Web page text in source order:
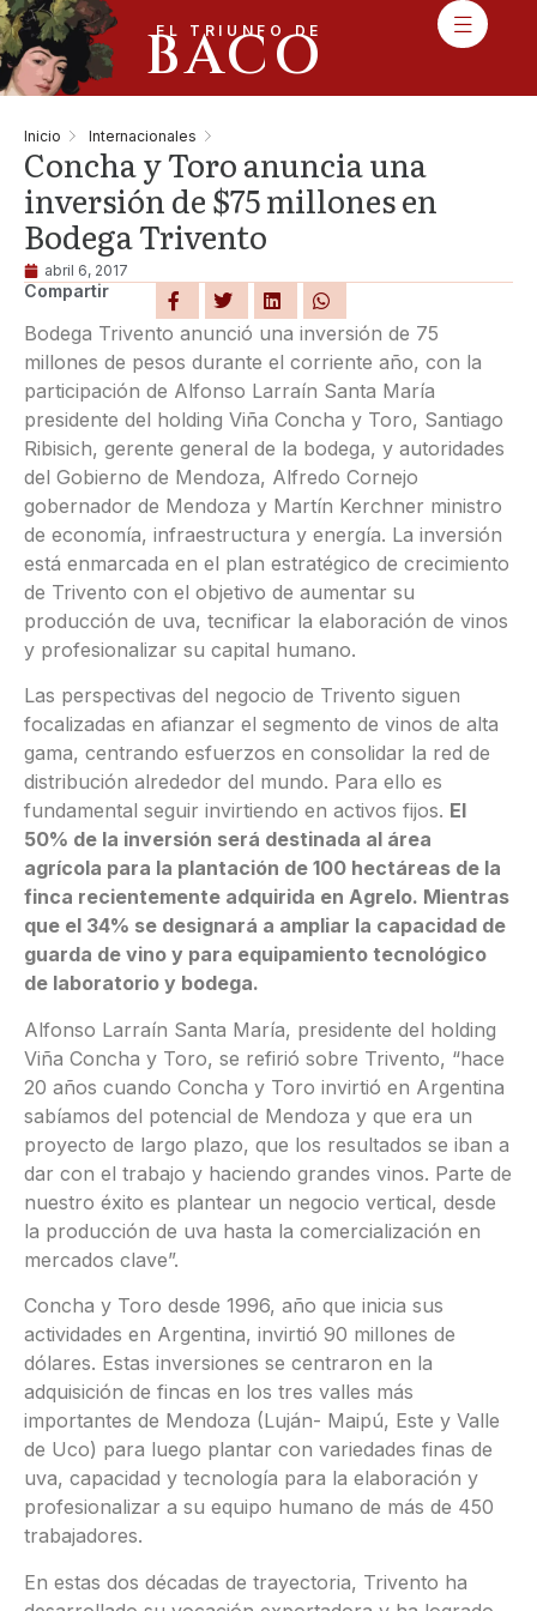
EL TRIUNFO DE
BACO
Inicio Internacionales
Concha y Toro anuncia una
inversión de $75 millones en
Bodega Trivento
abril 6, 2017
Compartir
Bodega Trivento anunció una inversión de 75
millones de pesos durante el corriente año, con la
participación de Alfonso Larraín Santa María
presidente del holding Viña Concha y Toro, Santiago
Ribisich, gerente general de la bodega, y autoridades
del Gobierno de Mendoza, Alfredo Cornejo
gobernador de Mendoza y Martín Kerchner ministro
de economía, infraestructura y energía. La inversión
está enmarcada en el plan estratégico de crecimiento
de Trivento con el objetivo de aumentar su
producción de uva, tecnificar la elaboración de vinos
y profesionalizar su capital humano.
Las perspectivas del negocio de Trivento siguen
focalizadas en afianzar el segmento de vinos de alta
gama, centrando esfuerzos en consolidar la red de
distribución alrededor del mundo. Para ello es
fundamental seguir invirtiendo en activos fijos. El
50% de la inversión será destinada al área
agrícola para la plantación de 100 hectáreas de la
finca recientemente adquirida en Agrelo. Mientras
que el 34% se designará a ampliar la capacidad de
guarda de vino y para equipamiento tecnológico
de laboratorio y bodega.
Alfonso Larraín Santa María, presidente del holding
Viña Concha y Toro, se refirió sobre Trivento, “hace
20 años cuando Concha y Toro invirtió en Argentina
sabíamos del potencial de Mendoza y que era un
proyecto de largo plazo, que los resultados se iban a
dar con el trabajo y haciendo grandes vinos. Parte de
nuestro éxito es plantear un negocio vertical, desde
la producción de uva hasta la comercialización en
mercados clave”.
Concha y Toro desde 1996, año que inicia sus
actividades en Argentina, invirtió 90 millones de
dólares. Estas inversiones se centraron en la
adquisición de fincas en los tres valles más
importantes de Mendoza (Luján- Maipú, Este y Valle
de Uco) para luego plantar con variedades finas de
uva, capacidad y tecnología para la elaboración y
profesionalizar a su equipo humano de más de 450
trabajadores.
En estas dos décadas de trayectoria, Trivento ha